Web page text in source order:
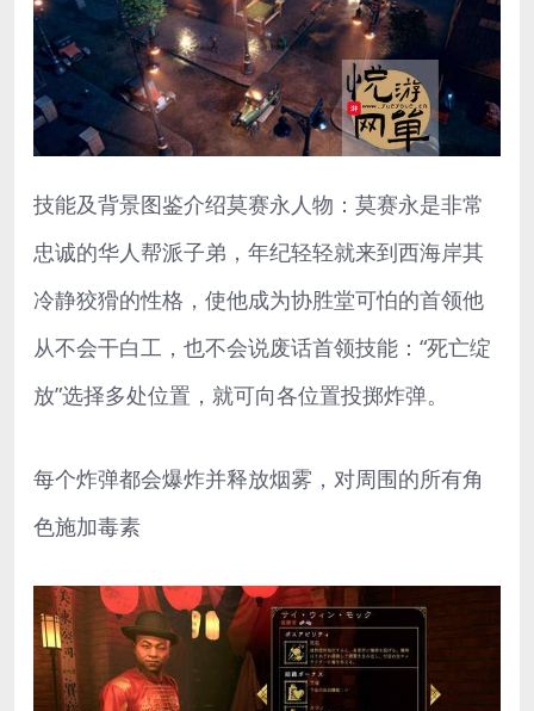
技能及背景图鉴介绍莫赛永人物：莫赛永是非常
忠诚的华人帮派子弟，年纪轻轻就来到西海岸其
冷静狡猾的性格，使他成为协胜堂可怕的首领他
从不会干白工，也不会说废话首领技能：“死亡绽
放”选择多处位置，就可向各位置投掷炸弹。
每个炸弹都会爆炸并释放烟雾，对周围的所有角
色施加毒素